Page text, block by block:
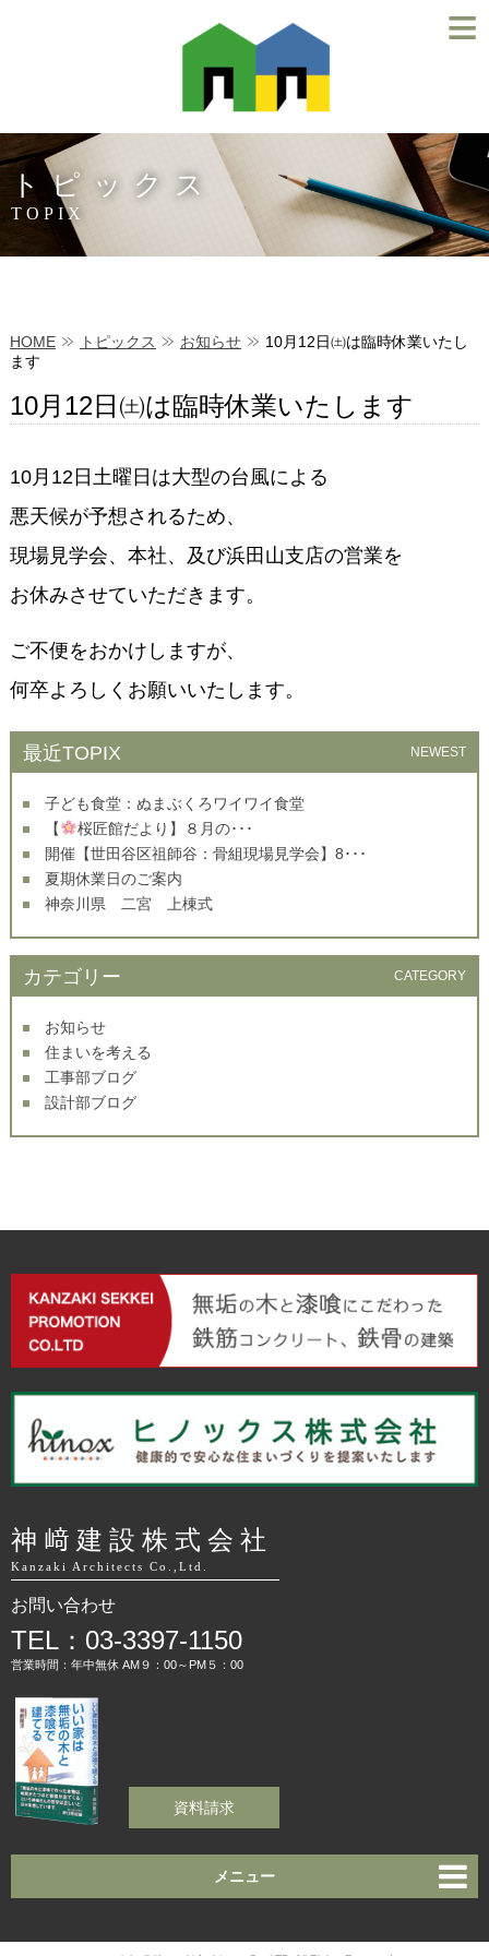
トピックス
TOPIX
HOME トピックス お知らせ
10月12日㈯は臨時休業いたし
ます
10月12日㈯は臨時休業いたします
10月12日土曜日は大型の台風による
悪天候が予想されるため、
現場見学会、本社、及び浜田山支店の営業を
お休みさせていただきます。
ご不便をおかけしますが、
何卒よろしくお願いいたします。
最近TOPIX NEWEST
子ども食堂：ぬまぶくろワイワイ食堂
【
桜匠館だより】８月の･･･
開催【世田谷区祖師谷：骨組現場見学会】8･･･
夏期休業日のご案内
神奈川県 二宮 上棟式
カテゴリー CATEGORY
お知らせ
住まいを考える
工事部ブログ
設計部ブログ
神﨑建設株式会社
Kanzaki Architects Co.,Ltd.
お問い合わせ
TEL：03-3397-1150
営業時間：年中無休 AM９：00～PM５：00
資料請求
メニュー
≡